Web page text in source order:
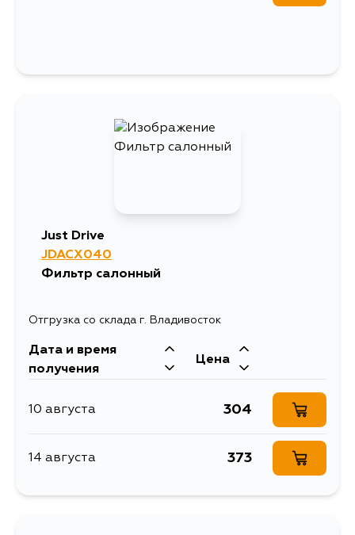
Just Drive
JDACX040
Фильтр салонный
Отгрузка со склада г. Владивосток
Дата и время
получения
Цена
10 августа 304
14 августа 373